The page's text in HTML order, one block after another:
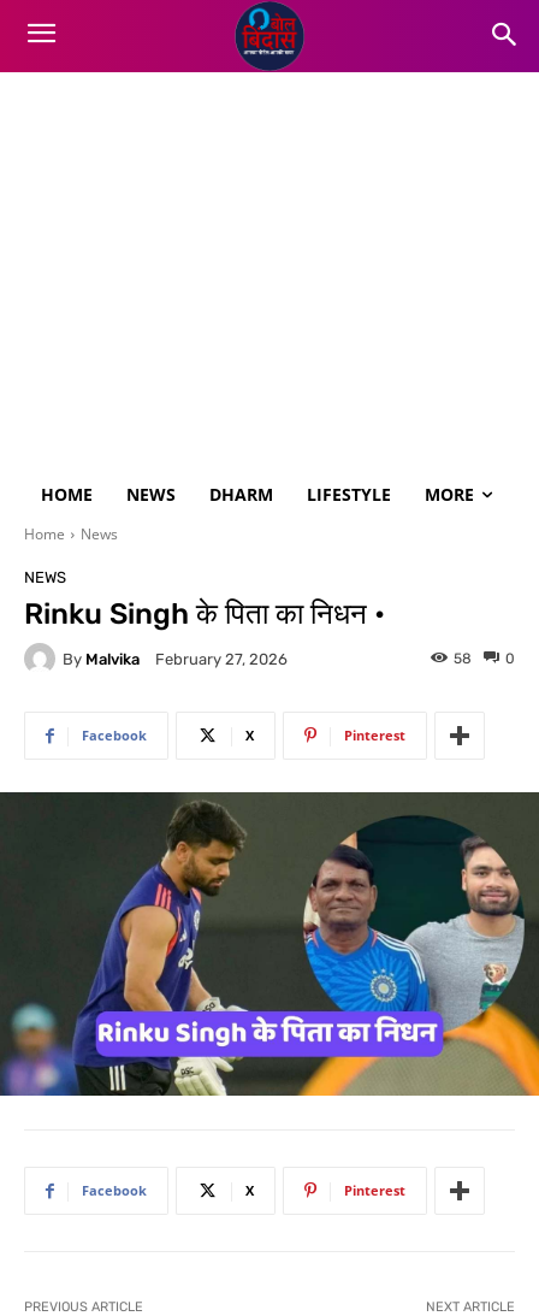
HOME NEWS DHARM LIFESTYLE MORE
Home News
NEWS
Rinku Singh के पिता का निधन •
By Malvika February 27, 2026 0
58
Facebook X Pinterest
Facebook X Pinterest
PREVIOUS ARTICLE NEXT ARTICLE